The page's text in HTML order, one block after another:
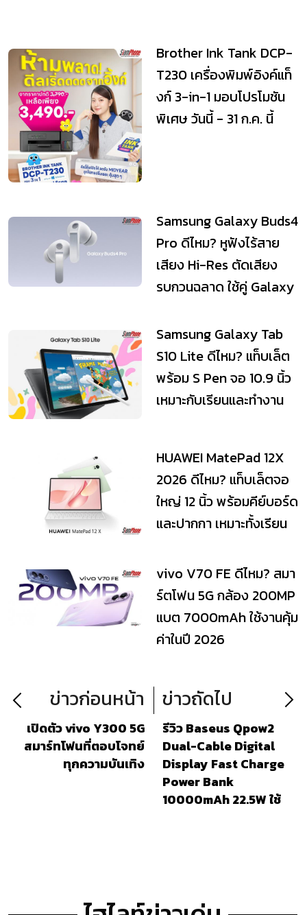
Brother Ink Tank DCP-
T230 เครื่องพิมพ์อิงค์แท็
งก์ 3-in-1 มอบโปรโมชัน
พิเศษ วันนี้ - 31 ก.ค. นี้
Samsung Galaxy Buds4
Pro ดีไหม? หูฟังไร้สาย
เสียง Hi-Res ตัดเสียง
รบกวนฉลาด ใช้คู่ Galaxy
Samsung Galaxy Tab
S10 Lite ดีไหม? แท็บเล็ต
พร้อม S Pen จอ 10.9 นิ้ว
เหมาะกับเรียนและทำงาน
HUAWEI MatePad 12X
2026 ดีไหม? แท็บเล็ตจอ
ใหญ่ 12 นิ้ว พร้อมคีย์บอร์ด
และปากกา เหมาะทั้งเรียน
vivo V70 FE ดีไหม? สมา
ร์ตโฟน 5G กล้อง 200MP
แบต 7000mAh ใช้งานคุ้ม
ค่าในปี 2026
ข่าวก่อนหน้า
เปิดตัว vivo Y300 5G
สมาร์ทโฟนที่ตอบโจทย์
ทุกความบันเทิง
ข่าวถัดไป
รีวิว Baseus Qpow2
Dual-Cable Digital
Display Fast Charge
Power Bank
10000mAh 22.5W ใช้